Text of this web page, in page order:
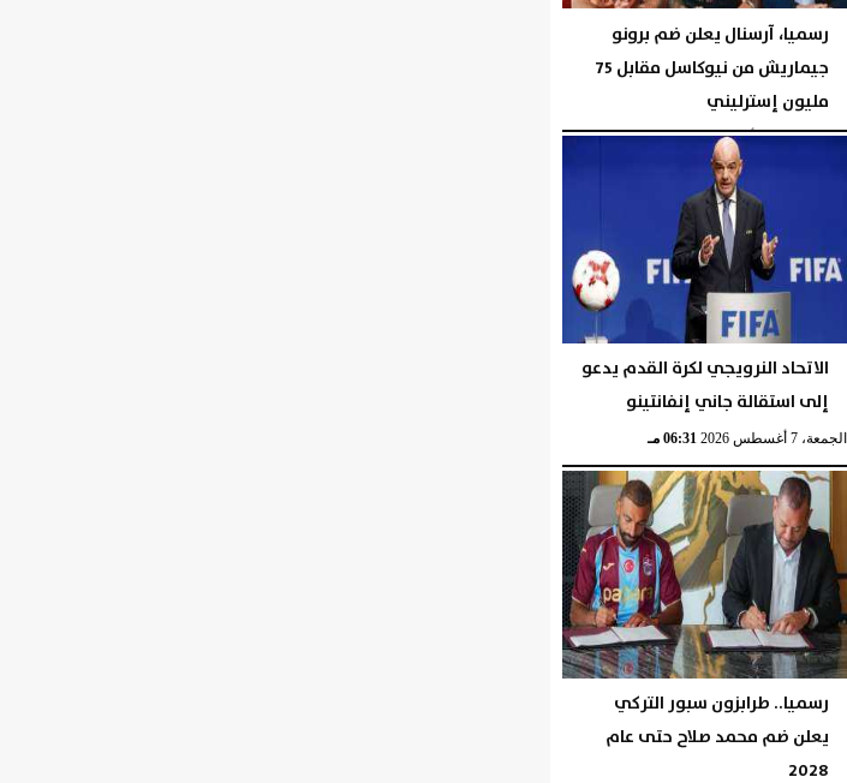
رسميا، آرسنال يعلن ضم برونو
جيماريش من نيوكاسل مقابل 75
مليون إسترليني
اليومالسبت، 8 أغسطس 2026 05:15 مـ
الاتحاد النرويجي لكرة القدم يدعو
إلى استقالة جاني إنفانتينو
الجمعة، 7 أغسطس 2026 06:31 مـ
رسميا.. طرابزون سبور التركي
يعلن ضم محمد صلاح حتى عام
2028